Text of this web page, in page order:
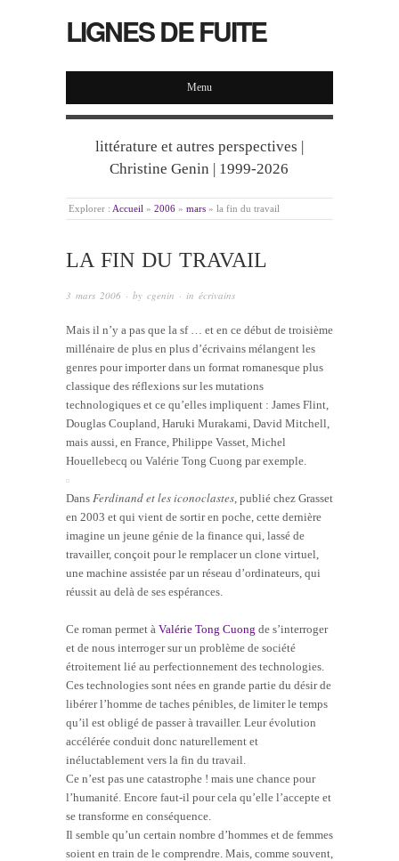
LIGNES DE FUITE
Menu
littérature et autres perspectives |
Christine Genin | 1999-2026
Explorer : Accueil » 2006 » mars » la fin du travail
LA FIN DU TRAVAIL
3 mars 2006 · by cgenin · in écrivains
Mais il n’y a pas que la sf … et en ce début de troisième
millénaire de plus en plus d’écrivains mélangent les
genres pour importer dans un format romanesque plus
classique des réflexions sur les mutations
technologiques et ce qu’elles impliquent : James Flint,
Douglas Coupland, Haruki Murakami, David Mitchell,
mais aussi, en France, Philippe Vasset, Michel
Houellebecq ou Valérie Tong Cuong par exemple.
Dans Ferdinand et les iconoclastes , publié chez Grasset
en 2003 et qui vient de sortir en poche, cette dernière
imagine un jeune génie de la finance qui, lassé de
travailler, conçoit pour le remplacer un clone virtuel,
une machine assistée par un réseau d’ordinateurs, qui
réussit au delà de ses espérances.
Ce roman permet à Valérie Tong Cuong de s’interroger
et de nous interroger sur un problème de société
étroitement lié au perfectionnement des technologies.
Ces technologies sont nées en grande partie du désir de
libérer l’homme de taches pénibles, de limiter le temps
qu’il est obligé de passer à travailler. Leur évolution
accélérée conduit donc naturellement et
inéluctablement vers la fin du travail.
Ce n’est pas une catastrophe ! mais une chance pour
l’humanité. Encore faut-il pour cela qu’elle l’accepte et
se transforme en conséquence.
Il semble qu’un certain nombre d’hommes et de femmes
soient en train de le comprendre. Mais, comme souvent,